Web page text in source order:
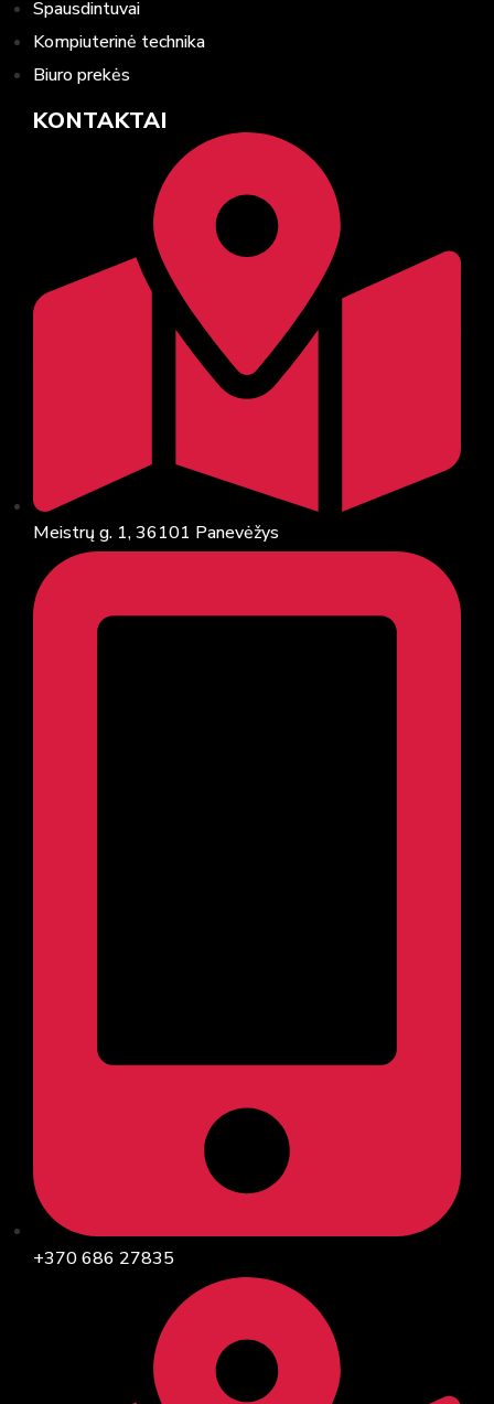
Spausdintuvai
Kompiuterinė technika
Biuro prekės
KONTAKTAI
Meistrų g. 1, 36101 Panevėžys
+370 686 27835